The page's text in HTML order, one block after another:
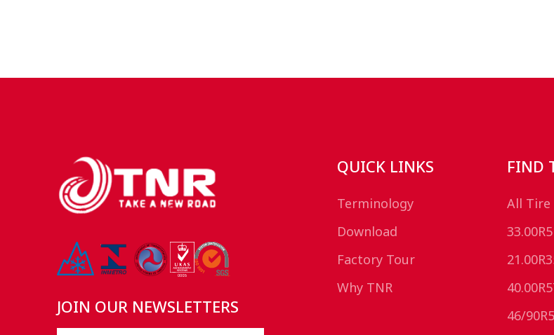
JOIN OUR NEWSLETTERS
QUICK LINKS
Terminology
Download
Factory Tour
Why TNR
FIND
All Tire
46/